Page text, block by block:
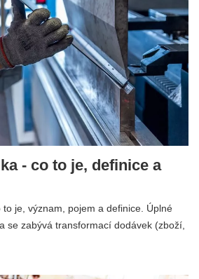
- co to je, definice a
to je, význam, pojem a definice. Úplné
se zabývá transformací dodávek (zboží,